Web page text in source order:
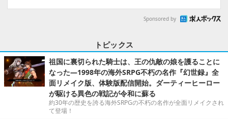
Sponsored by
トピックス
祖国に裏切られた騎士は、王の仇敵の娘を護ることに
なった―1998年の海外SRPG不朽の名作『幻世録』全
面リメイク版、体験版配信開始。ダーティーヒーロー
が駆ける異色の戦記が令和に蘇る
約30年の歴史を誇る海外SRPGの不朽の名作が全面リメイクされ
て登場！